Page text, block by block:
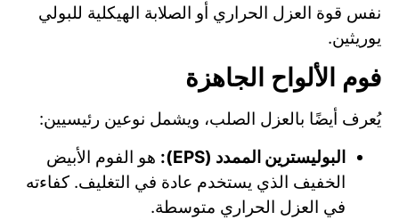
نفس قوة العزل الحراري أو الصلابة الهيكلية للبولي
يوريثين.
فوم الألواح الجاهزة
يُعرف أيضًا بالعزل الصلب، ويشمل نوعين رئيسيين:
البوليسترين الممدد (EPS):
هو الفوم الأبيض
الخفيف الذي يستخدم عادة في التغليف. كفاءته
في العزل الحراري متوسطة.